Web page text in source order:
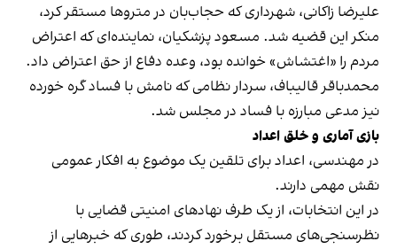
علیرضا زاکانی، شهرداری که حجاب‌بان در متروها مستقر کرد،
منکر این قضیه شد. مسعود پزشکیان، نماینده‌ای که اعتراض
مردم را «اغتشاش» خوانده بود، وعده دفاع از حق اعتراض داد.
محمدباقر قالیباف، سردار نظامی که نامش با فساد گره خورده
نیز مدعی مبارزه با فساد در مجلس شد.
بازی آماری و خلق اعداد
در مهندسی، اعداد برای تلقین یک موضوع به افکار عمومی
نقش مهمی دارند.
در این انتخابات، از یک طرف نهادهای امنیتی قضایی با
نظرسنجی‌های مستقل برخورد کردند، طوری که خبرهایی از